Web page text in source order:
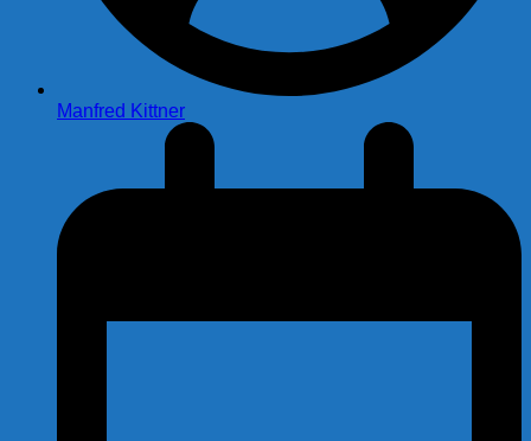
Manfred Kittner